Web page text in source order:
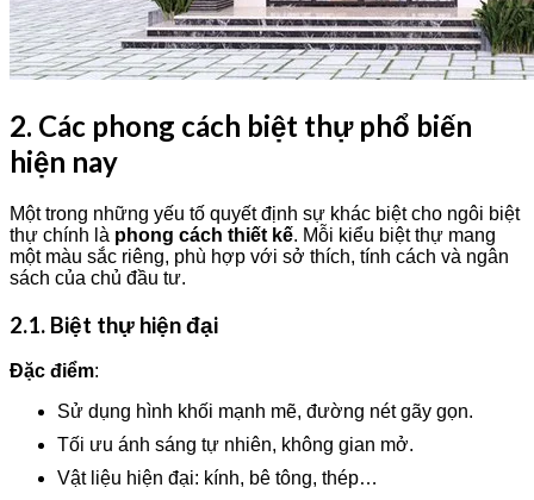
2. Các phong cách biệt thự phổ biến
hiện nay
Một trong những yếu tố quyết định sự khác biệt cho ngôi biệt
thự chính là phong cách thiết kế. Mỗi kiểu biệt thự mang
một màu sắc riêng, phù hợp với sở thích, tính cách và ngân
sách của chủ đầu tư.
2.1. Biệt thự hiện đại
Đặc điểm:
Sử dụng hình khối mạnh mẽ, đường nét gãy gọn.
Tối ưu ánh sáng tự nhiên, không gian mở.
Vật liệu hiện đại: kính, bê tông, thép…